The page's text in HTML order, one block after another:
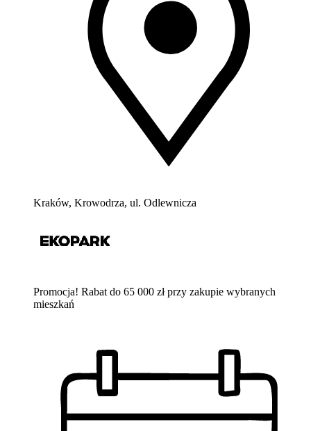
Kraków, Krowodrza, ul. Odlewnicza
Promocja! Rabat do 65 000 zł przy zakupie wybranych
mieszkań